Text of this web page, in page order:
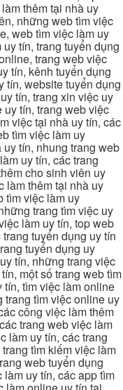
thêm tại nhà uy
những web tìm việc
web tìm việc làm uy
tín, trang tuyển dụng
trang web việc
tín, kênh tuyển dụng
tín, website tuyển dụng
tín, trang xin việc uy
tín, trang web việc
việc tại nhà uy tín, các
tìm việc làm uy
tín, nhung trang web
uy tín, các trang
cho sinh viên uy
làm thêm tại nhà uy
tìm việc làm uy
trang tìm việc uy
làm uy tín, top web
tuyển dụng uy tín
tuyển dụng uy
tín, những trang việc
một số trang web tìm
tín, tìm việc làm online
trang tìm việc online uy
công việc làm thêm
trang web việc làm
làm uy tín, các trang
tìm kiếm việc làm
web tuyển dụng
uy tín, các app tìm